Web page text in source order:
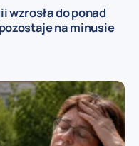
wzrosła do ponad
na minusie